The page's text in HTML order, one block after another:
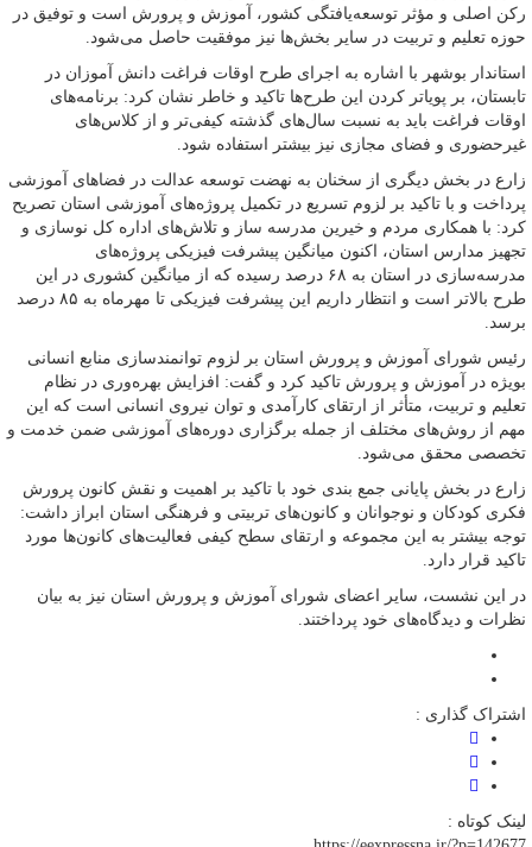
رکن اصلی و مؤثر توسعه‌یافتگی کشور، آموزش و پرورش است و توفیق در
حوزه تعلیم و تربیت در سایر بخش‌ها نیز موفقیت حاصل می‌شود.
استاندار بوشهر با اشاره به اجرای طرح اوقات فراغت دانش آموزان در
تابستان، بر پویاتر کردن این طرح‌ها تاکید و خاطر نشان کرد: برنامه‌های
اوقات فراغت باید به نسبت سال‌های گذشته کیفی‌تر و از کلاس‌های
غیرحضوری و فضای مجازی نیز بیشتر استفاده شود.
زارع در بخش دیگری از سخنان به نهضت توسعه عدالت در فضاهای آموزشی
پرداخت و با تاکید بر لزوم تسریع در تکمیل پروژه‌های آموزشی استان تصریح
کرد: با همکاری مردم و خیرین مدرسه ساز و تلاش‌های اداره کل نوسازی و
تجهیز مدارس استان، اکنون میانگین پیشرفت فیزیکی پروژه‌های
مدرسه‌سازی در استان به ۶۸ درصد رسیده که از میانگین کشوری در این
طرح بالاتر است و انتظار داریم این پیشرفت فیزیکی تا مهرماه به ۸۵ درصد
برسد.
رئیس شورای آموزش و پرورش استان بر لزوم توانمندسازی منابع انسانی
بویژه در آموزش و پرورش تاکید کرد و گفت: افزایش بهره‌وری در نظام
تعلیم و تربیت، متأثر از ارتقای کارآمدی و توان نیروی انسانی است که این
مهم از روش‌های مختلف از جمله برگزاری دوره‌های آموزشی ضمن خدمت و
تخصصی محقق می‌شود.
زارع در بخش پایانی جمع بندی خود با تاکید بر اهمیت و نقش کانون پرورش
فکری کودکان و نوجوانان و کانون‌های تربیتی و فرهنگی استان ابراز داشت:
توجه بیشتر به این مجموعه و ارتقای سطح کیفی فعالیت‌های کانون‌ها مورد
تاکید قرار دارد.
در این نشست، سایر اعضای شورای آموزش و پرورش استان نیز به بیان
نظرات و دیدگاه‌های خود پرداختند.
اشتراک گذاری :
لینک کوتاه :